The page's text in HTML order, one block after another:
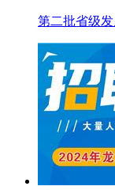
第二批省级